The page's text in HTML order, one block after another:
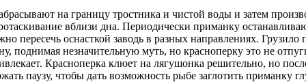
на границу тростника и чистой воды и затем
вблизи дна. Периодически приманку
пересечь оснасткой заводь в разных направлениях. Грузило
поднимая незначительную муть, но красноперку это не
Красноперка клюет на лягушонка решительно, но
паузу, чтобы дать возможность рыбе заглотить приманку